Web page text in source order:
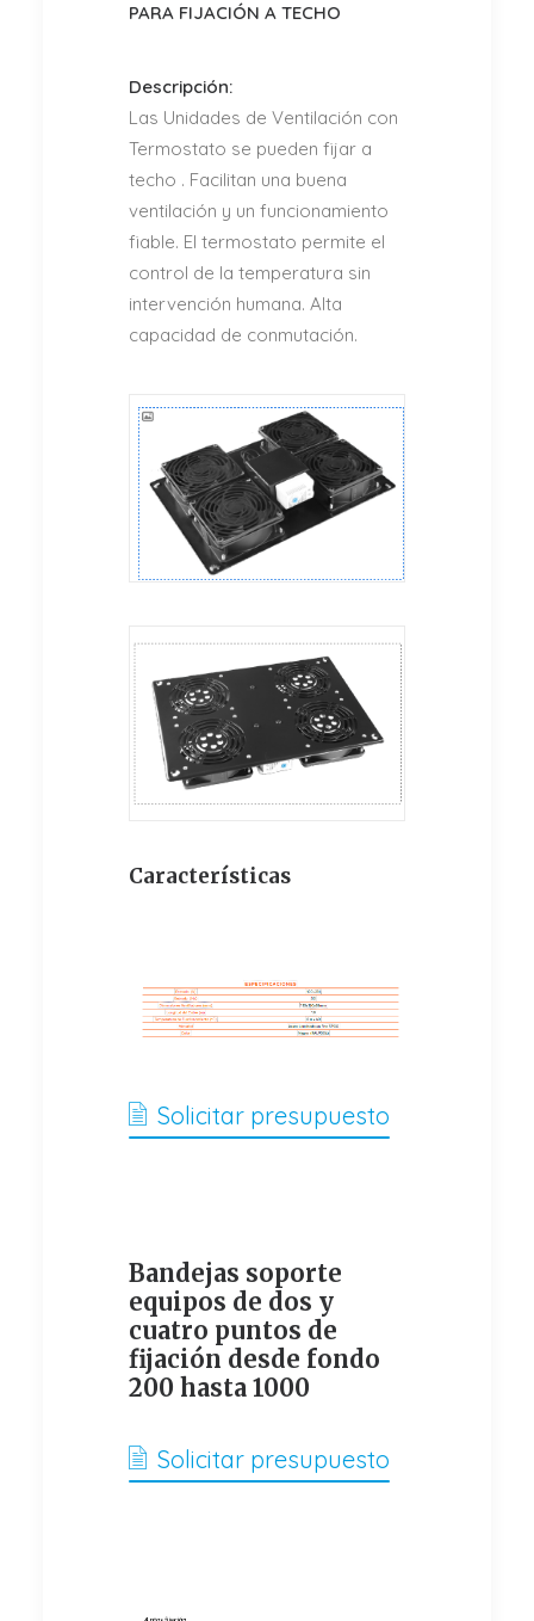
PARA FIJACIÓN A TECHO
Descripción:
Las Unidades de Ventilación con
Termostato se pueden fijar a
techo . Facilitan una buena
ventilación y un funcionamiento
fiable. El termostato permite el
control de la temperatura sin
intervención humana. Alta
capacidad de conmutación.
Características
Solicitar presupuesto
Bandejas soporte
equipos de dos y
cuatro puntos de
fijación desde fondo
200 hasta 1000
Solicitar presupuesto